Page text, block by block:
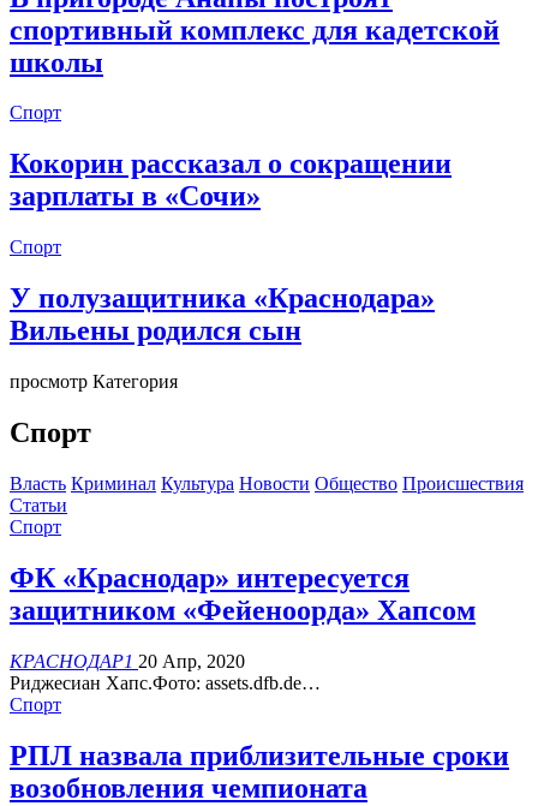
спортивный комплекс для кадетской
школы
Спорт
Кокорин рассказал о сокращении
зарплаты в «Сочи»
Спорт
У полузащитника «Краснодара»
Вильены родился сын
просмотр Категория
Спорт
Власть Криминал Культура Новости Общество Происшествия
Статьи
Спорт
ФК «Краснодар» интересуется
защитником «Фейеноорда» Хапсом
КРАСНОДАР1 20 Апр, 2020
Риджесиан Хапс.Фото: assets.dfb.de…
Спорт
РПЛ назвала приблизительные сроки
возобновления чемпионата